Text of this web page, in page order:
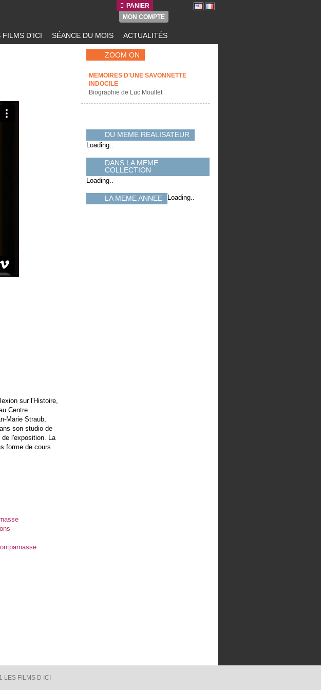
PANIER
MON COMPTE
FILMS D'ICI SÉANCE DU MOIS ACTUALITÉS
sur l'Histoire,
Centre
Marie Straub,
son studio de
l'exposition. La
forme de cours
ZOOM ON
MEMOIRES D'UNE SAVONNETTE
INDOCILE
Biographie de Luc Moullet
DU MEME REALISATEUR
Loading..
DANS LA MEME
COLLECTION
Loading..
LA MEME ANNEE Loading..
LES FILMS D ICI